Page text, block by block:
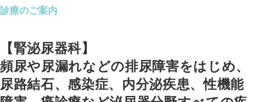
診療のご案内
【腎泌尿器科】
頻尿や尿漏れなどの排尿障害をはじめ、
尿路結石、感染症、内分泌疾患、性機能